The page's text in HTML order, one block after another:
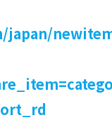
japan/